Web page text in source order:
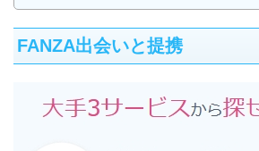
FANZA出会いと提携